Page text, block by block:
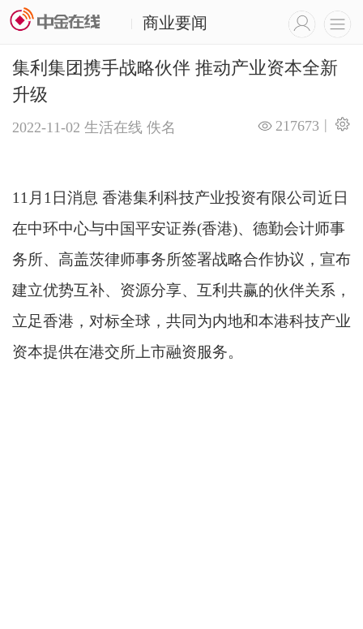
商业要闻
集利集团携手战略伙伴 推动产业资本全新
升级
2022-11-02 生活在线 佚名 |
217673
11月1日消息 香港集利科技产业投资有限公司近日
在中环中心与中国平安证券(香港)、德勤会计师事
务所、高盖茨律师事务所签署战略合作协议，宣布
建立优势互补、资源分享、互利共赢的伙伴关系，
立足香港，对标全球，共同为内地和本港科技产业
资本提供在港交所上市融资服务。